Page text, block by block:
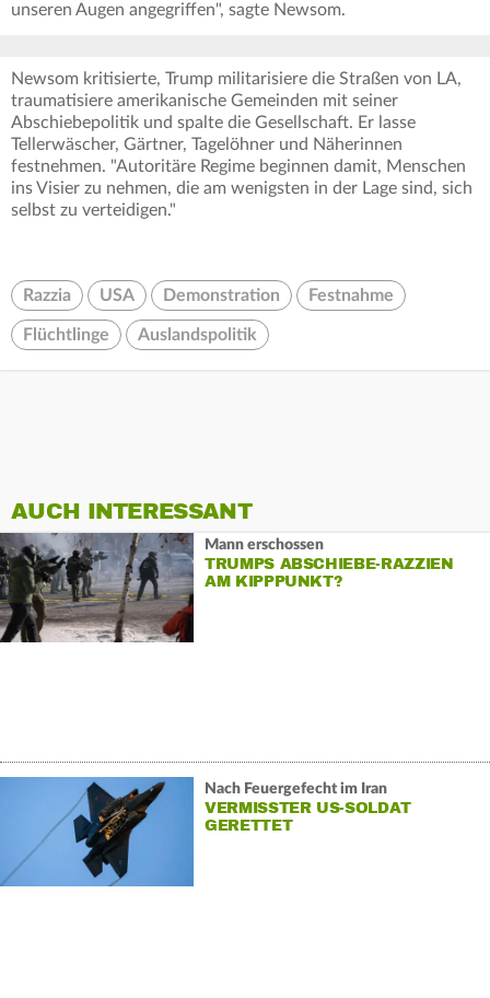
unseren Augen angegriffen", sagte Newsom.
Newsom kritisierte, Trump militarisiere die Straßen von LA,
traumatisiere amerikanische Gemeinden mit seiner
Abschiebepolitik und spalte die Gesellschaft. Er lasse
Tellerwäscher, Gärtner, Tagelöhner und Näherinnen
festnehmen. "Autoritäre Regime beginnen damit, Menschen
ins Visier zu nehmen, die am wenigsten in der Lage sind, sich
selbst zu verteidigen."
Razzia USA Demonstration Festnahme
Flüchtlinge Auslandspolitik
AUCH INTERESSANT
Mann erschossen
TRUMPS ABSCHIEBE-RAZZIEN
AM KIPPPUNKT?
Nach Feuergefecht im Iran
VERMISSTER US-SOLDAT
GERETTET